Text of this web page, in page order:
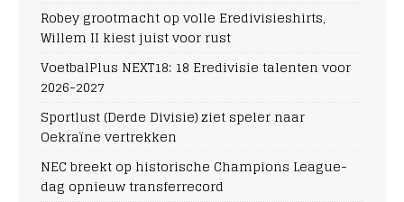
Robey grootmacht op volle Eredivisieshirts,
Willem II kiest juist voor rust
VoetbalPlus NEXT18: 18 Eredivisie talenten voor
2026-2027
Sportlust (Derde Divisie) ziet speler naar
Oekraïne vertrekken
NEC breekt op historische Champions League-
dag opnieuw transferrecord